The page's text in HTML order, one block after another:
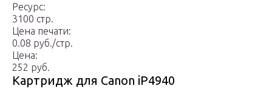
Ресурс:
3100 стр.
Цена печати:
0.08 руб./стр.
Цена:
252 руб.
Картридж для Canon iP4940